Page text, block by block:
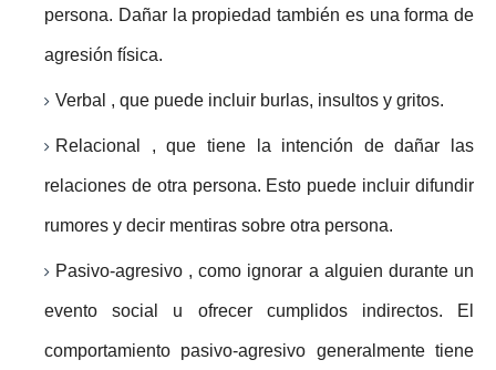
persona. Dañar la propiedad también es una forma de
agresión física.
Verbal , que puede incluir burlas, insultos y gritos.
Relacional , que tiene la intención de dañar las
relaciones de otra persona. Esto puede incluir difundir
rumores y decir mentiras sobre otra persona.
Pasivo-agresivo , como ignorar a alguien durante un
evento social u ofrecer cumplidos indirectos. El
comportamiento pasivo-agresivo generalmente tiene